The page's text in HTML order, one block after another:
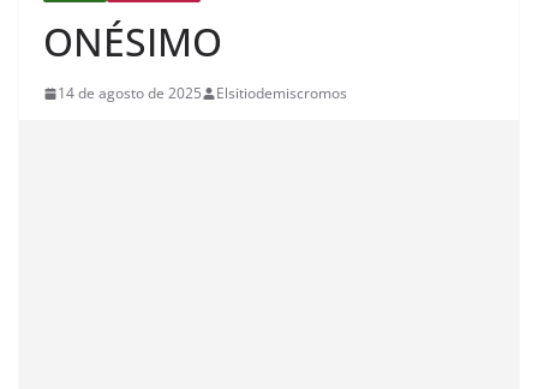
ONÉSIMO
14 de agosto de 2025 Elsitiodemiscromos